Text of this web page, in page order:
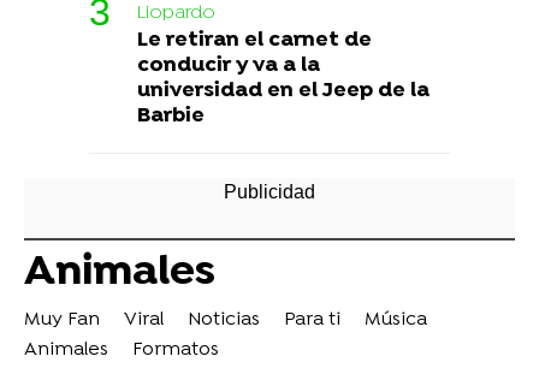
Liopardo
Le retiran el carnet de
conducir y va a la
universidad en el Jeep de la
Barbie
Animales
Muy Fan Viral Noticias Para ti
Música
Animales
Formatos